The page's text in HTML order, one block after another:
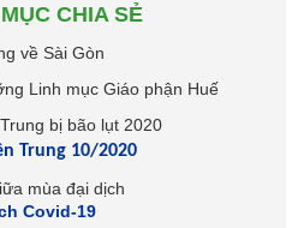
CHIA SẺ
Trung 10/2020
Covid-19